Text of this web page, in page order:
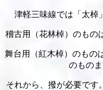
津軽三味線では「太棹
稽古用（花林棹）のもの
舞台用（紅木棹）のもの
のものま
それから、撥が必要です